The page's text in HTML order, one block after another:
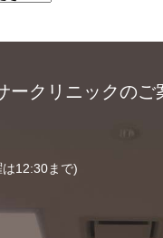
ークリニックのご
12:30まで)